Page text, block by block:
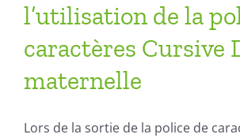
l’utilisation de la
caractères Cursive
maternelle
Lors de la sortie de la police de